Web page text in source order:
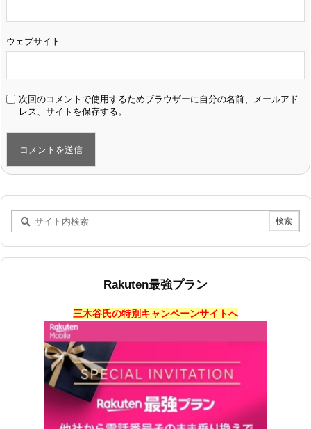
ウェブサイト
次回のコメントで使用するためブラウザーに自分の名前、メールアド
レス、サイトを保存する。
Rakuten最強プラン
三木谷氏の特別キャンペーンサイトへ